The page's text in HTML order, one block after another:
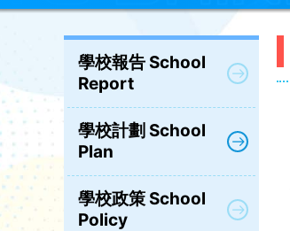
學校報告 School
Report
學校計劃 School
Plan
學校政策 School
Policy